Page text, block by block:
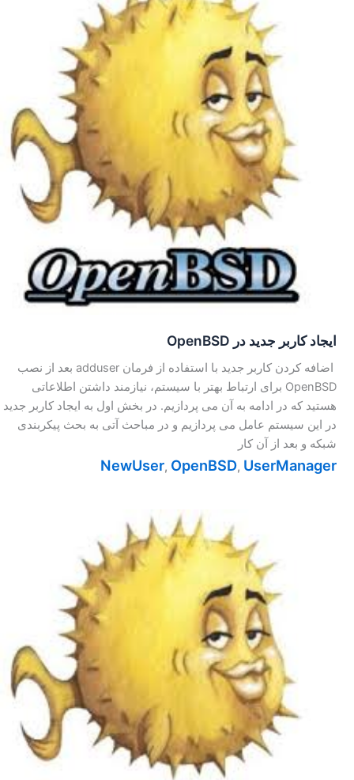
ایجاد کاربر جدید در OpenBSD
اضافه کردن کاربر جدید با استفاده از فرمان adduser بعد از نصب
OpenBSD برای ارتباط بهتر با سیستم، نیازمند داشتن اطلاعاتی
هستید که در ادامه به آن می پردازیم. در بخش اول به ایجاد کاربر جدید
در این سیستم عامل می پردازیم و در مباحث آتی به بحث پیکربندی
شبکه و بعد از آن کار
NewUser, OpenBSD, UserManager